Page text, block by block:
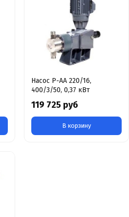
Насос P-AA 220/16,
400/3/50, 0,37 кВт
119 725 руб
В корзину